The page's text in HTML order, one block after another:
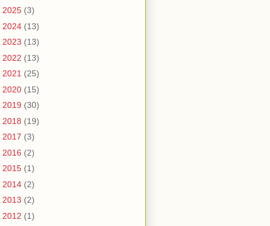
2025 (3)
2024 (13)
2023 (13)
2022 (13)
2021 (25)
2020 (15)
2019 (30)
2018 (19)
2017 (3)
2016 (2)
2015 (1)
2014 (2)
2013 (2)
2012 (1)